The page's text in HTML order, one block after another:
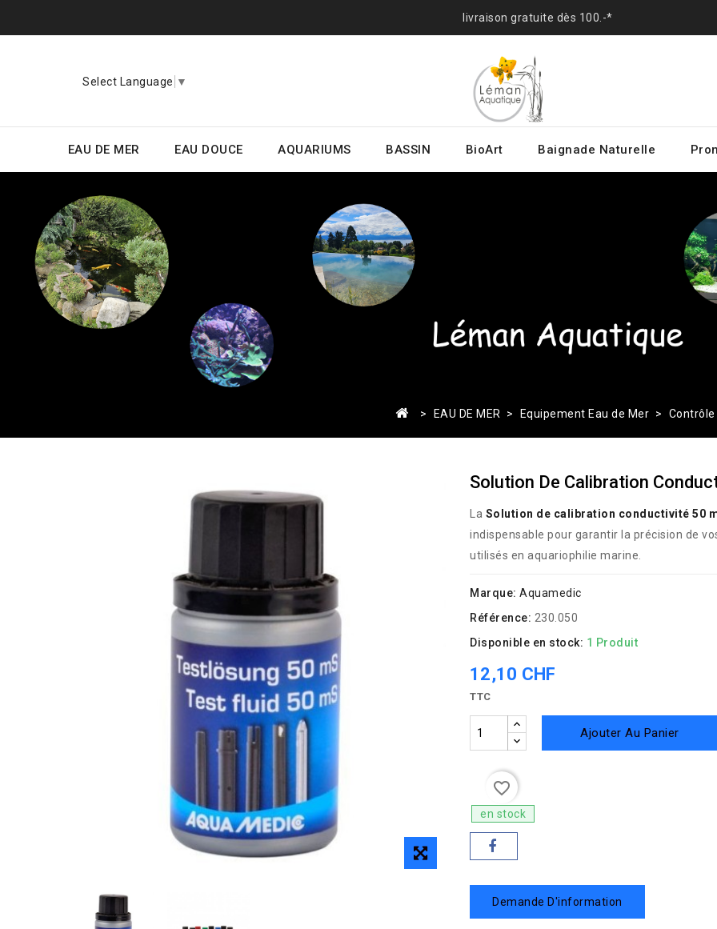
livraison gratuite dès 100.-*
Select Language ▼
EAU DE MER EAU DOUCE AQUARIUMS BASSIN BioArt Baignade Naturelle
EAU DE MER Equipement Eau de Mer Contrôle
Solution De Calibration
La Solution de calibration conductivité 50
indispensable pour garantir la précision de
utilisés en aquariophilie marine.
Marque: Aquamedic
Référence: 230.050
Disponible en stock: 1 Produit
12,10 CHF
TTC
Ajouter Au Panier
favorite_border
en stock
Demande D'information